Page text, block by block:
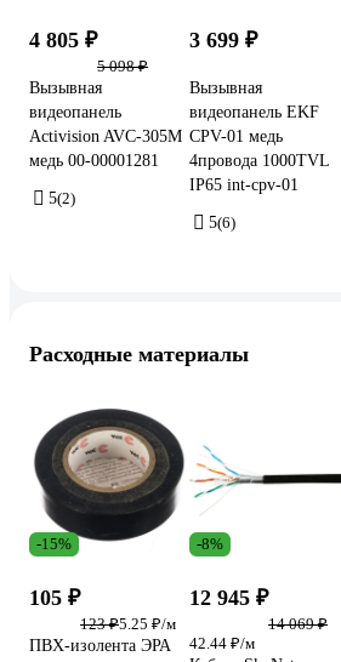
4 805 ₽
5 098 ₽
Вызывная
видеопанель
Activision AVC-305M
медь 00-00001281
5(2)
3 699 ₽
Вызывная
видеопанель EKF
CPV-01 медь
4провода 1000TVL
IP65 int-cpv-01
5(6)
Расходные материалы
-15%
105 ₽
123 ₽5.25 ₽/м
ПВХ-изолента ЭРА
-8%
12 945 ₽
14 069 ₽
42.44 ₽/м